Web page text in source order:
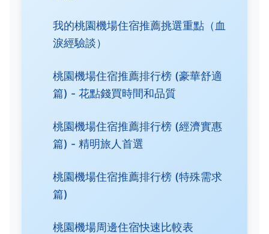
我的桃園機場住宿推薦挑選重點（血
淚經驗談）
桃園機場住宿推薦排行榜 (豪華舒適
篇) - 花點錢買時間和品質
桃園機場住宿推薦排行榜 (經濟實惠
篇) - 精明旅人首選
桃園機場住宿推薦排行榜 (特殊需求
篇)
桃園機場周邊住宿快速比較表